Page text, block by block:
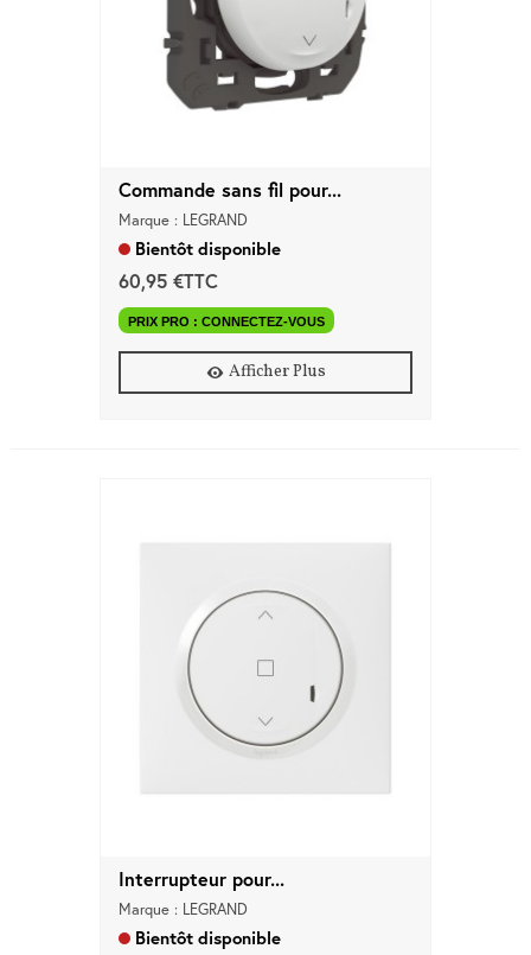
Commande sans fil pour...
Marque : LEGRAND
Bientôt disponible
60,95 €TTC
PRIX PRO : CONNECTEZ-VOUS
Afficher Plus
Interrupteur pour...
Marque : LEGRAND
Bientôt disponible